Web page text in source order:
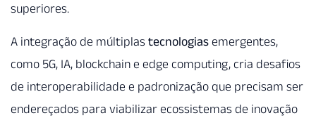
superiores.
A integração de múltiplas tecnologias emergentes,
como 5G, IA, blockchain e edge computing, cria desafios
de interoperabilidade e padronização que precisam ser
endereçados para viabilizar ecossistemas de inovação